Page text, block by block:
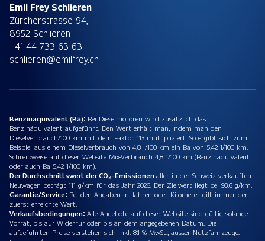
Emil Frey Schlieren
Zürcherstrasse 94,
8952 Schlieren
+41 44 733 63 63
schlieren@emilfrey.ch
Benzinäquivalent (Bä): Bei Dieselmotoren wird zusätzlich das
Benzinäquivalent aufgeführt. Den Wert erhält man, indem man den
Dieselverbrauch/100 km mit dem Faktor 113 multipliziert. So ergibt sich zum
Beispiel aus einem Dieselverbrauch von 4,8 l/100 km ein Ba von 5,42 1/100 km.
Schreibweise auf dieser Website Mix-Verbrauch 4,8 1/100 km (Benzinäquivalent
oder auch Ba 5,42 1/100 km).
Der Durchschnittswert der CO₂-Emissionenaller in der Schweiz verkauften
Neuwagen beträgt 111 g/km für das Jahr 2026. Der Zielwert liegt bei 93.6 g/km.
Garantie/Service: Bei den Angaben in Jahren oder Kilometer gilt immer der
zuerst erreichte Wert.
Verkaufsbedingungen: Alle Angebote auf dieser Website sind gültig solange
Vorrat, bis auf Widerruf oder bis an dem angegebenen Datum. Die
aufgeführten Preise verstehen sich inkl. 8.1 % MwSt., ausser Nutzfahrzeuge.